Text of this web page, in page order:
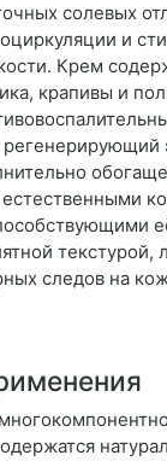
солевых
и
Крем
крапивы и
регенерирующий
текстурой,
следов на